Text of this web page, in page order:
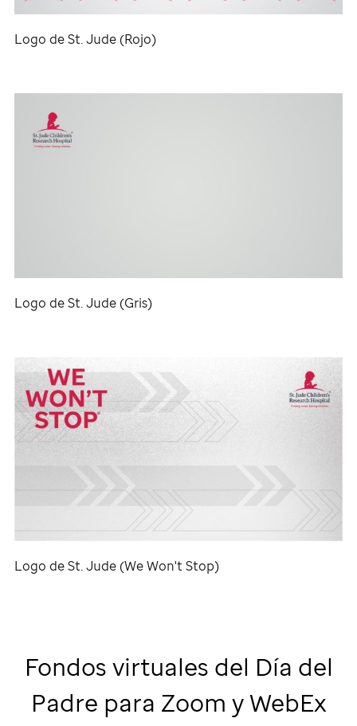
Logo deSt. Jude(Rojo)
Logo deSt. Jude(Gris)
Logo deSt. Jude(We Won't Stop)
Fondos virtuales del Día del
Padre para Zoom y WebEx